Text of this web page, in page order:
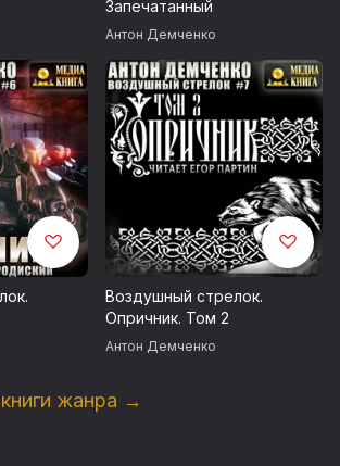
Запечатанный
Антон Демченко
Воздушный стрелок.
Опричник. Том 2
Антон Демченко
жанра →